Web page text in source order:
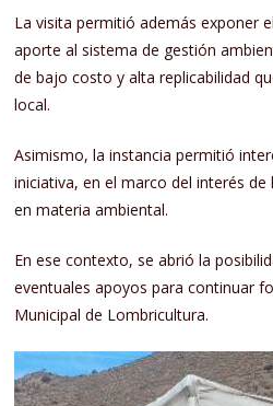
La visita permitió además exponer
aporte al sistema de gestión
de bajo costo y alta replicabilidad
local.
Asimismo, la instancia permitió
iniciativa, en el marco del interés
en materia ambiental.
En ese contexto, se abrió la
eventuales apoyos para continuar
Municipal de Lombricultura.